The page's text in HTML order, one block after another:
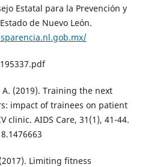
Estatal para la Prevención y
de Nuevo León.
A. (2019). Training the next
impact of trainees on patient
clinic. AIDS Care, 31(1), 41-44.
Limiting fitness